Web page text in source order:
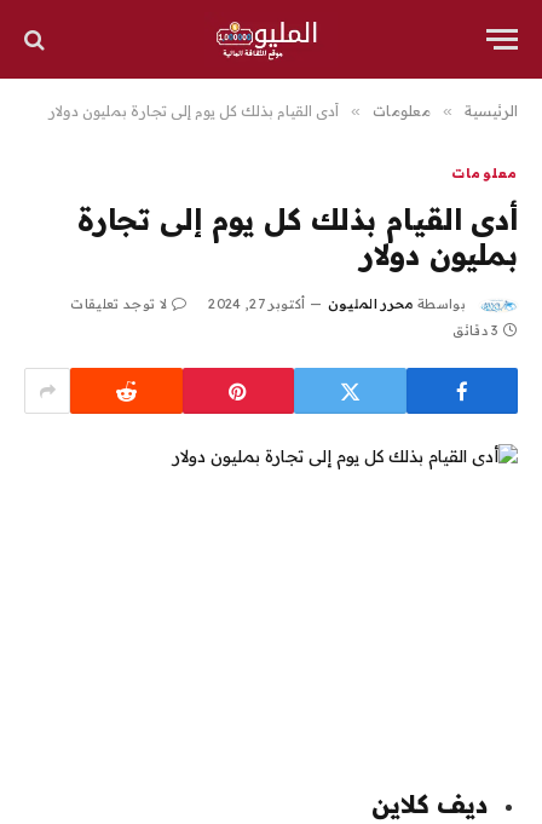
الرئيسية » معلومات » أدى القيام بذلك كل يوم إلى تجارة بمليون دولار
معلومات
أدى القيام بذلك كل يوم إلى تجارة
بمليون دولار
بواسطة محرر المليون أكتوبر 27, 2024
لا توجد تعليقات
3 دقائق
ديف كلاين